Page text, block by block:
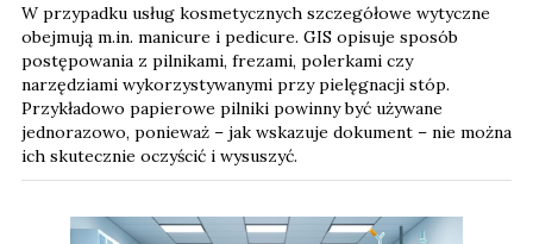
W przypadku usług kosmetycznych szczegółowe wytyczne
obejmują m.in. manicure i pedicure. GIS opisuje sposób
postępowania z pilnikami, frezami, polerkami czy
narzędziami wykorzystywanymi przy pielęgnacji stóp.
Przykładowo papierowe pilniki powinny być używane
jednorazowo, ponieważ – jak wskazuje dokument – nie można
ich skutecznie oczyścić i wysuszyć.